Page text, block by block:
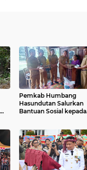
Pemkab Humbang
Hasundutan Salurkan
Bantuan Sosial kepada